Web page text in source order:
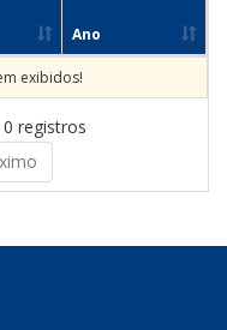
Ano
exibidos!
registros